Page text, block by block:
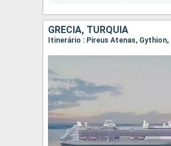
GRÉCIA, TURQUIA
Itinerário : Pireus Atenas,